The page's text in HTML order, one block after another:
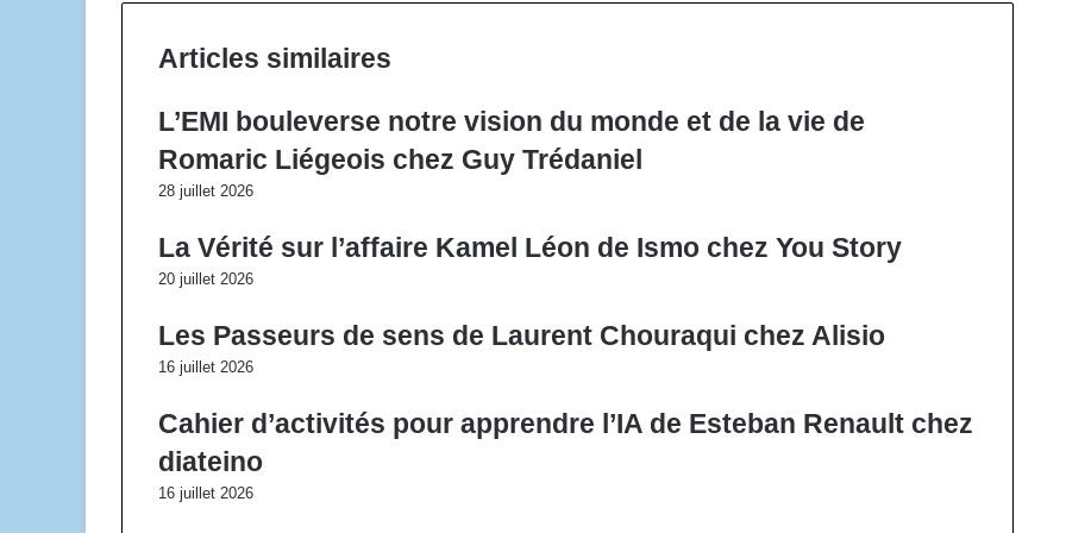
Articles similaires
L’EMI bouleverse notre vision du monde et de la vie de
Romaric Liégeois chez Guy Trédaniel
28 juillet 2026
La Vérité sur l’affaire Kamel Léon de Ismo chez You Story
20 juillet 2026
Les Passeurs de sens de Laurent Chouraqui chez Alisio
16 juillet 2026
Cahier d’activités pour apprendre l’IA de Esteban Renault chez
diateino
16 juillet 2026